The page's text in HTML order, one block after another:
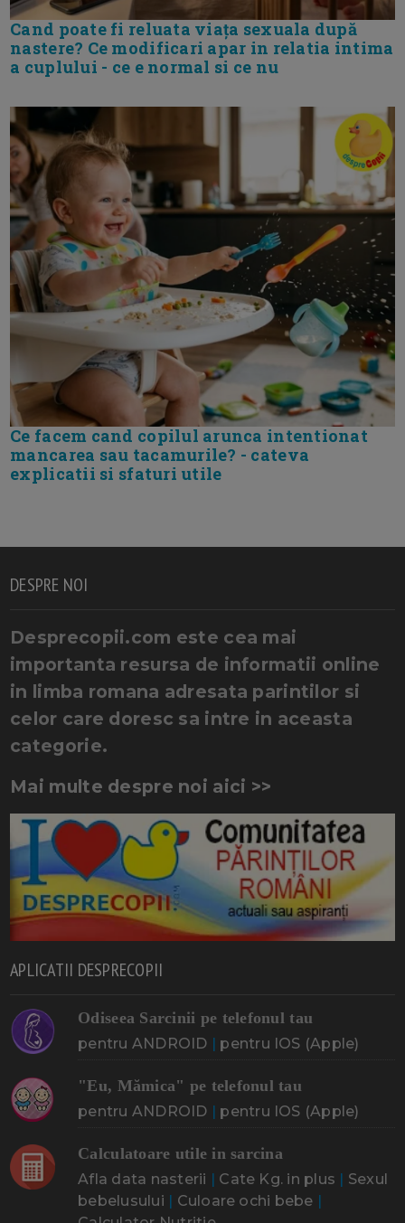
Cand poate fi reluata viața sexuala după
nastere? Ce modificari apar in relatia intima
a cuplului - ce e normal si ce nu
Ce facem cand copilul arunca intentionat
mancarea sau tacamurile? - cateva
explicatii si sfaturi utile
DESPRE NOI
Desprecopii.com este cea mai
importanta resursa de informatii online
in limba romana adresata parintilor si
celor care doresc sa intre in aceasta
categorie.
Mai multe despre noi aici >>
APLICATII DESPRECOPII
Odiseea Sarcinii pe telefonul tau
pentru ANDROID | pentru IOS (Apple)
"Eu, Mămica" pe telefonul tau
pentru ANDROID | pentru IOS (Apple)
Calculatoare utile in sarcina
Afla data nasterii | Cate Kg. in plus | Sexul
bebelusului | Culoare ochi bebe |